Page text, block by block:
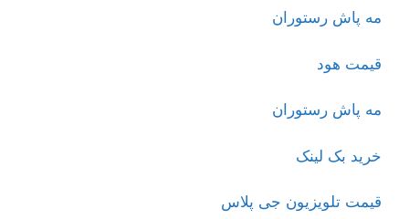
مه پاش رستوران
قیمت هود
مه پاش رستوران
خرید بک لینک
قیمت تلویزیون جی پلاس